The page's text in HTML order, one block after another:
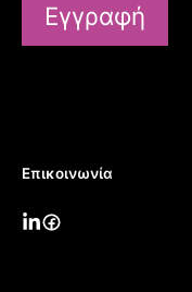
Εγγραφή
Επικοινωνία